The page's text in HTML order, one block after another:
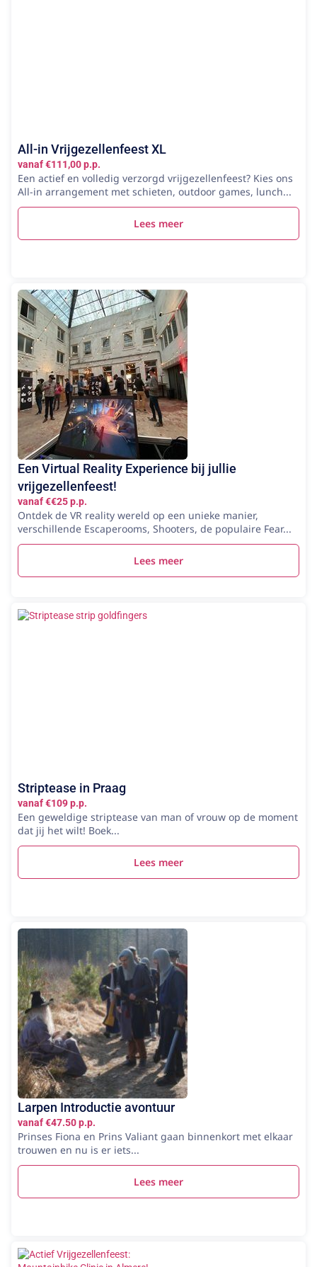
All-in Vrijgezellenfeest XL
vanaf €111,00 p.p.
Een actief en volledig verzorgd vrijgezellenfeest? Kies ons
All-in arrangement met schieten, outdoor games, lunch...
Lees meer
Een Virtual Reality Experience bij jullie
vrijgezellenfeest!
vanaf €€25 p.p.
Ontdek de VR reality wereld op een unieke manier,
verschillende Escaperooms, Shooters, de populaire Fear...
Lees meer
Striptease in Praag
vanaf €109 p.p.
Een geweldige striptease van man of vrouw op de moment
dat jij het wilt! Boek...
Lees meer
Larpen Introductie avontuur
vanaf €47.50 p.p.
Prinses Fiona en Prins Valiant gaan binnenkort met elkaar
trouwen en nu is er iets...
Lees meer